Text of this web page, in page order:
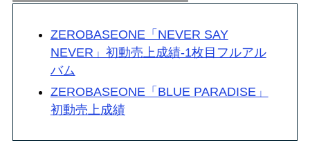
ZEROBASEONE「NEVER SAY
NEVER」初動売上成績-1枚目フルアル
バム
ZEROBASEONE「BLUE PARADISE」
初動売上成績